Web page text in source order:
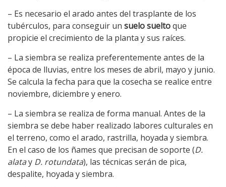
– Es necesario el arado antes del trasplante de los
tubérculos, para conseguir un suelo sueltoque
propicie el crecimiento de la planta y sus raíces.
– La siembra se realiza preferentemente antes de la
época de lluvias, entre los meses de abril, mayo y junio.
Se calcula la fecha para que la cosecha se realice entre
noviembre, diciembre y enero.
– La siembra se realiza de forma manual. Antes de la
siembra se debe haber realizado labores culturales en
el terreno, como el arado, rastrilla, hoyada y siembra.
En el caso de los ñames que precisan de soporte (D.
alatay D. rotundata), las técnicas serán de pica,
despalite, hoyada y siembra.